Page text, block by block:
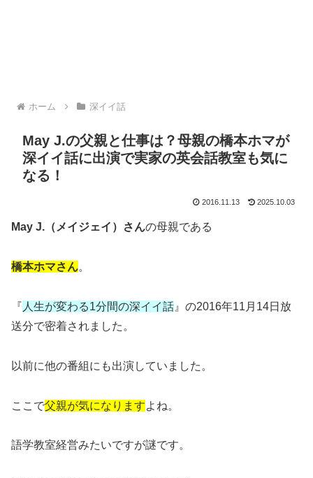
ホーム 深イイ話
May J.の父親と仕事は？母親の橋本ホマが
深イイ話に出演で実家の英会話教室も気に
なる！
2016.11.13 2025.10.03
May J.（メイジェイ）さんの母親である
橋本ホマさん。
『 人生が変わる1分間の深イイ話 』の2016年11月14日放
送分で密着されました。
以前に他の番組にも出演していました。
ここで父親が気になりますよね。
語学教室経営みたいですが謎です。